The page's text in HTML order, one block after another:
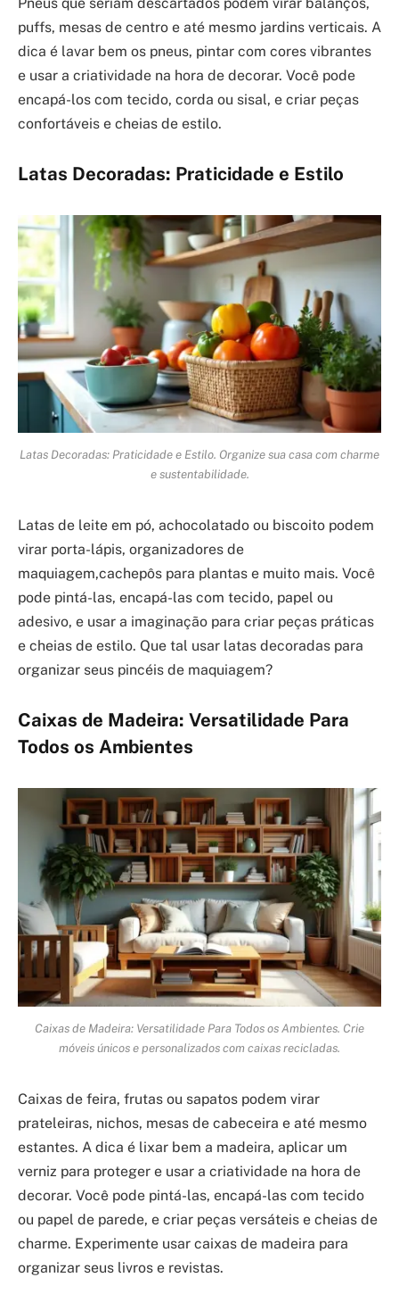
puffs, mesas de centro e até mesmo jardins verticais. A
dica é lavar bem os pneus, pintar com cores vibrantes
e usar a criatividade na hora de decorar. Você pode
encapá-los com tecido, corda ou sisal, e criar peças
confortáveis e cheias de estilo.
Latas Decoradas: Praticidade e Estilo
Latas Decoradas: Praticidade e Estilo. Organize sua casa com charme
e sustentabilidade.
Latas de leite em pó, achocolatado ou biscoito podem
virar porta-lápis, organizadores de
maquiagem,cachepôs para plantas e muito mais. Você
pode pintá-las, encapá-las com tecido, papel ou
adesivo, e usar a imaginação para criar peças práticas
e cheias de estilo. Que tal usar latas decoradas para
organizar seus pincéis de maquiagem?
Caixas de Madeira: Versatilidade Para
Todos os Ambientes
Caixas de Madeira: Versatilidade Para Todos os Ambientes. Crie
móveis únicos e personalizados com caixas recicladas.
Caixas de feira, frutas ou sapatos podem virar
prateleiras, nichos, mesas de cabeceira e até mesmo
estantes. A dica é lixar bem a madeira, aplicar um
verniz para proteger e usar a criatividade na hora de
decorar. Você pode pintá-las, encapá-las com tecido
ou papel de parede, e criar peças versáteis e cheias de
charme. Experimente usar caixas de madeira para
organizar seus livros e revistas.